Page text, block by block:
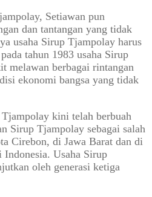
Setiawan pun
dan tantangan yang tidak
usaha Sirup Tjampolay harus
tahun 1983 usaha Sirup
melawan berbagai rintangan
ekonomi bangsa yang tidak
kini telah berbuah
Sirup Tjampolay sebagai salah
Cirebon, di Jawa Barat dan di
Indonesia. Usaha Sirup
oleh generasi ketiga